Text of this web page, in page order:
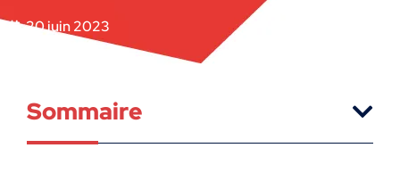
20 juin 2023
Sommaire